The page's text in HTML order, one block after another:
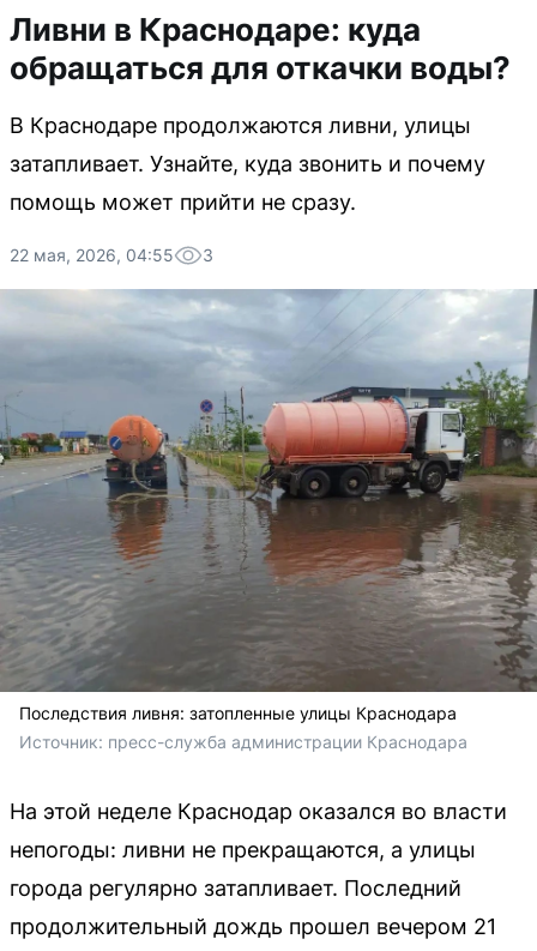
Ливни в Краснодаре: куда
обращаться для откачки воды?
В Краснодаре продолжаются ливни, улицы
затапливает. Узнайте, куда звонить и почему
помощь может прийти не сразу.
22 мая, 2026, 04:55 3
Последствия ливня: затопленные улицы Краснодара
Источник: пресс-служба администрации Краснодара
На этой неделе Краснодар оказался во власти
непогоды: ливни не прекращаются, а улицы
города регулярно затапливает. Последний
продолжительный дождь прошел вечером 21